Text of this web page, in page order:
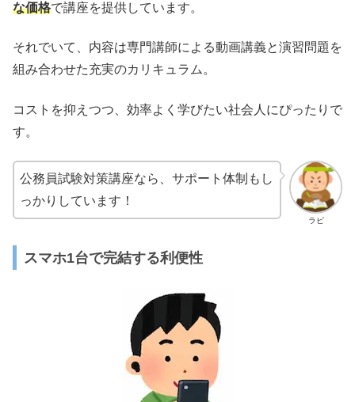
な価格で講座を提供しています。
それでいて、内容は専門講師による動画講義と演習問題を
組み合わせた充実のカリキュラム。
コストを抑えつつ、効率よく学びたい社会人にぴったりで
す。
ラピ
公務員試験対策講座なら、サポート体制もし
っかりしています！
スマホ1台で完結する利便性